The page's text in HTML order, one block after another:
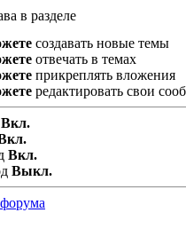
в разделе
создавать новые темы
отвечать в темах
прикреплять вложения
редактировать свои
Вкл.
Вкл.
Выкл.